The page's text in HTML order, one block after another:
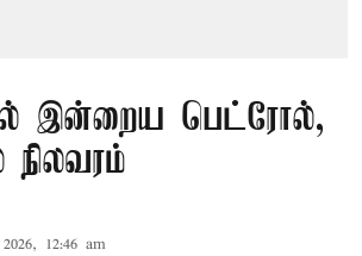
இன்றைய பெட்ரோல்,
12:46 am